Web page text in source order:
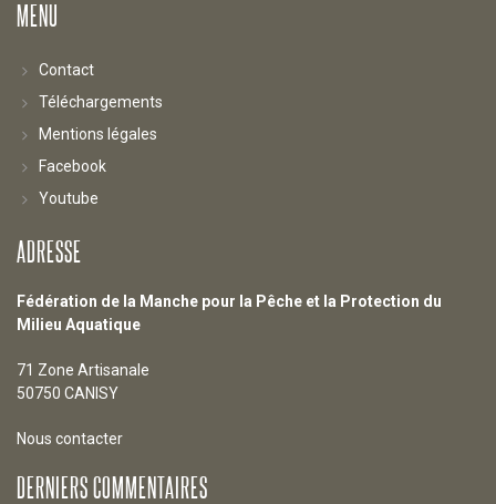
MENU
Contact
Téléchargements
Mentions légales
Facebook
Youtube
ADRESSE
Fédération de la Manche pour la Pêche et la Protection du
Milieu Aquatique
71 Zone Artisanale
50750 CANISY
Nous contacter
DERNIERS COMMENTAIRES